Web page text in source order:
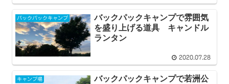
バックパックキャンプ
バックパックキャンプで雰囲気
を盛り上げる道具 キャンドル
ランタン
2020.07.28
キャンプ場
バックパックキャンプで若洲公